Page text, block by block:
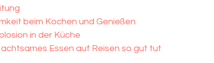
beim Kochen und Genießen
in der Küche
Essen auf Reisen so gut tut